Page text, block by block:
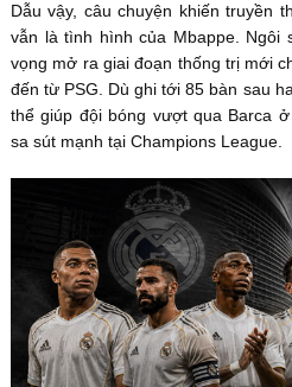
Dẫu vậy, câu chuyện khiến truyền
vẫn là tình hình của Mbappe. Ngôi
vọng mở ra giai đoạn thống trị mới
đến từ PSG. Dù ghi tới 85 bàn sau
thể giúp đội bóng vượt qua Barca
sa sút mạnh tại Champions League.